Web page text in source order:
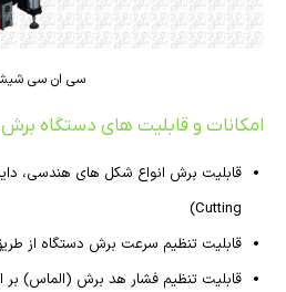
سی ان سی
امکانات و قابلیت های دستگاه
Cutting)
قابلیت تنظیم سرعت برش دستگاه از
قابلیت تنظیم فشار هد برش (الماس)